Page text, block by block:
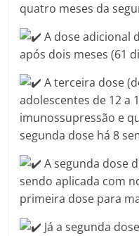
quatro meses da
A dose adicional
após dois meses (61
A terceira dose
adolescentes de 12 a
imunossupressão e
segunda dose há 8
A segunda dose
sendo aplicada com
primeira dose para
Já a segunda